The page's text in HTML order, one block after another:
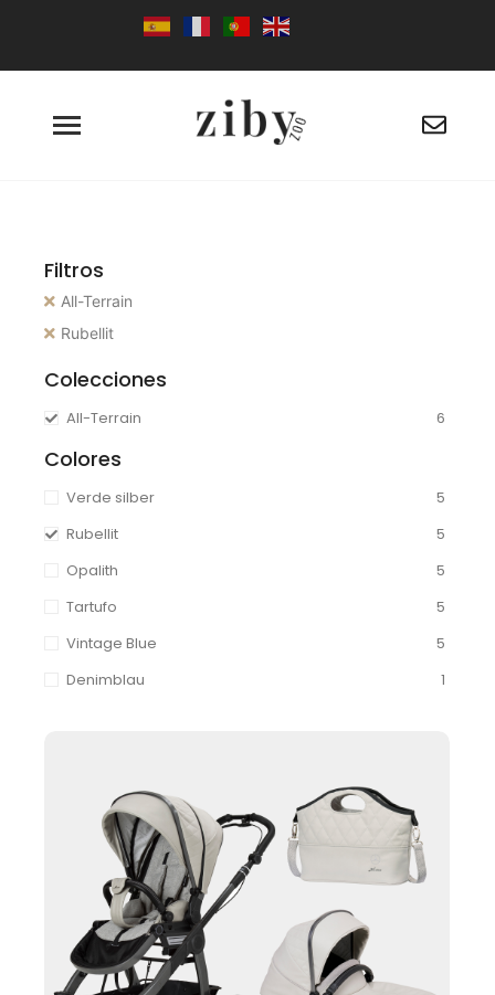
Filtros
All-Terrain
Rubellit
Colecciones
All-Terrain 6
Colores
Verde silber
5
Rubellit
5
Opalith
5
Tartufo
5
Vintage Blue
5
Denimblau
1